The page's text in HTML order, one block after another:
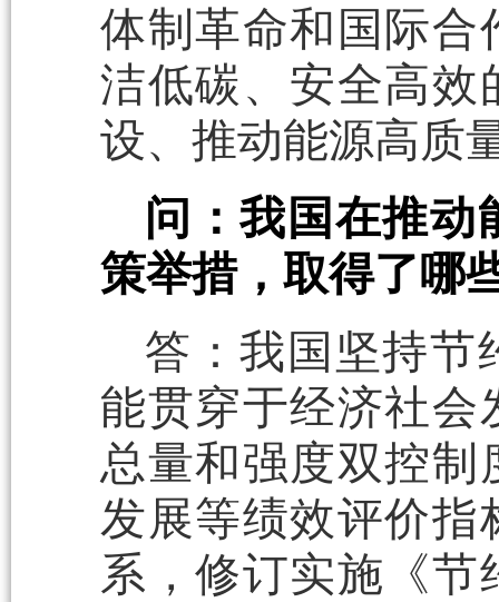
体制革命和国际合
洁低碳、安全高效
设、推动能源高质
问：我国在推动
策举措，取得了哪
答：我国坚持节
能贯穿于经济社会
总量和强度双控
发展等绩效评价指
系，修订实施《